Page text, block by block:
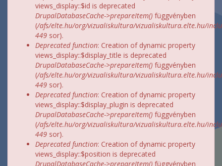
views_display::$id is deprecated
DrupalDatabaseCache->prepareItem() függvényben
(/afs/elte.hu/org/vizualiskultura/vizualiskultura.elte.hu/
449 sor).
Deprecated function: Creation of dynamic property
views_display::$display_title is deprecated
DrupalDatabaseCache->prepareItem() függvényben
(/afs/elte.hu/org/vizualiskultura/vizualiskultura.elte.hu/
449 sor).
Deprecated function: Creation of dynamic property
views_display::$display_plugin is deprecated
DrupalDatabaseCache->prepareItem() függvényben
(/afs/elte.hu/org/vizualiskultura/vizualiskultura.elte.hu/
449 sor).
Deprecated function: Creation of dynamic property
views_display::$position is deprecated
DrupalDatabaseCache->prepareItem() függvényben